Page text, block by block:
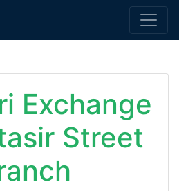
Exchange
Street